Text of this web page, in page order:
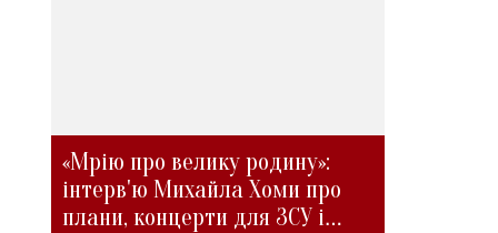
«Мрію про велику родину»:
інтерв'ю Михайла Хоми про
плани, концерти для ЗСУ і